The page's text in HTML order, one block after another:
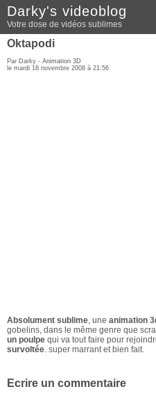
Darky's videoblog
Votre dose de vidéos sublimes
Oktapodi
Par Darky - Animation 3D
le mardi 18 novembre 2008 à 21:56
Absolument sublime, une animation
gobelins, dans le même genre que
un poulpe qui va tout faire pour
survoltée. super marrant et bien fait.
Ecrire un commentaire